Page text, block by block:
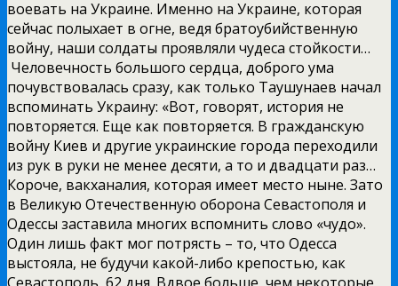
воевать на Украине. Именно на Украине, которая
сейчас полыхает в огне, ведя братоубийственную
войну, наши солдаты проявляли чудеса стойкости…
Человечность большого сердца, доброго ума
почувствовалась сразу, как только Таушунаев начал
вспоминать Украину: «Вот, говорят, история не
повторяется. Еще как повторяется. В гражданскую
войну Киев и другие украинские города переходили
из рук в руки не менее десяти, а то и двадцати раз…
Короче, вакханалия, которая имеет место ныне. Зато
в Великую Отечественную оборона Севастополя и
Одессы заставила многих вспомнить слово «чудо».
Один лишь факт мог потрясть – то, что Одесса
выстояла, не будучи какой-либо крепостью, как